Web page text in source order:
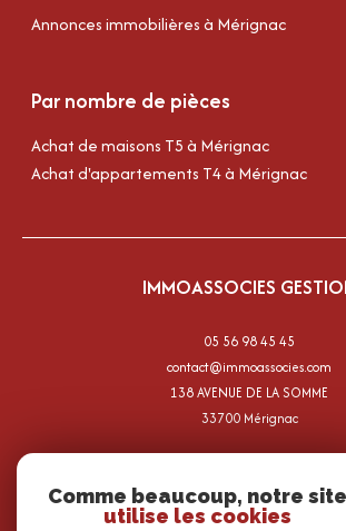
Annonces immobilières à Mérignac
Par nombre de pièces
Achat de maisons T5 à Mérignac
Achat d'appartements T4 à Mérignac
IMMOASSOCIES
05 56 98 45 45
contact@immoassocies.com
138 AVENUE DE LA SOMME
33700
mérignac
Comme beaucoup, notre site
utilise les cookies